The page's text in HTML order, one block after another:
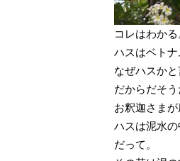
コレはわか
ハスはベト
なぜハスか
だからだそ
お釈迦さま
ハスは泥水
だって。